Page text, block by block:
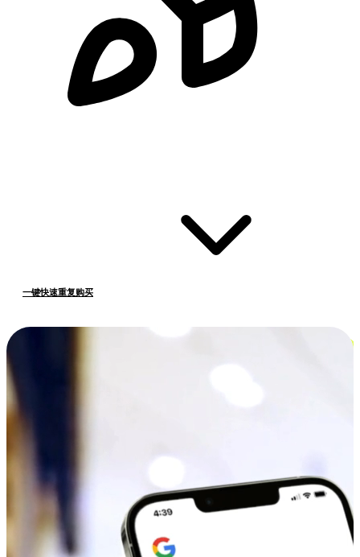
一键快速重复购买